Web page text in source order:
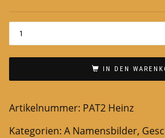
IN DEN
Artikelnummer: PAT2 Heinz
Kategorien: A Namensbilder,